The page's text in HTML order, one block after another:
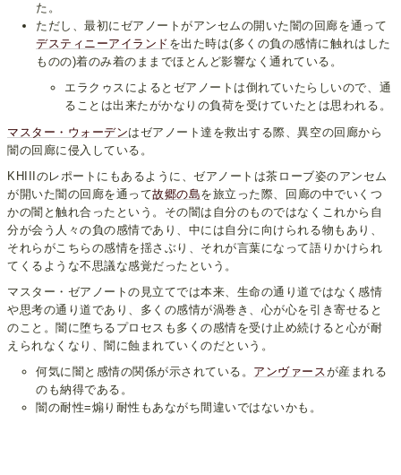
た。
ただし、最初にゼアノートがアンセムの開いた闇の回廊を通って
デスティニーアイランド を出た時は(多くの負の感情に触れはした
ものの)着のみ着のままでほとんど影響なく通れている。
エラクゥスによるとゼアノートは倒れていたらしいので、通
ることは出来たがかなりの負荷を受けていたとは思われる。
マスター・ウォーデンはゼアノート達を救出する際、異空の回廊から
闇の回廊に侵入している。
KHIIIのレポートにもあるように、ゼアノートは茶ローブ姿のアンセム
が開いた闇の回廊を通って故郷の島を旅立った際、回廊の中でいくつ
かの闇と触れ合ったという。その闇は自分のものではなくこれから自
分が会う人々の負の感情であり、中には自分に向けられる物もあり、
それらがこちらの感情を揺さぶり、それが言葉になって語りかけられ
てくるような不思議な感覚だったという。
マスター・ゼアノートの見立てでは本来、生命の通り道ではなく感情
や思考の通り道であり、多くの感情が渦巻き、心が心を引き寄せると
のこと。闇に堕ちるプロセスも多くの感情を受け止め続けると心が耐
えられなくなり、闇に蝕まれていくのだという。
何気に闇と感情の関係が示されている。 アンヴァース が産まれる
のも納得である。
闇の耐性=煽り耐性もあながち間違いではないかも。